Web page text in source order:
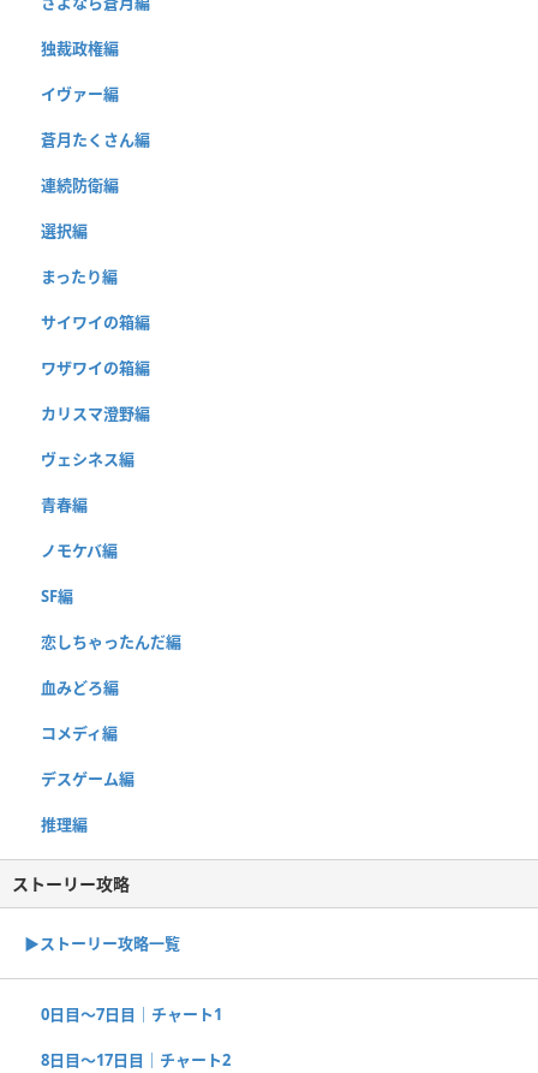
独裁政権編
イヴァー編
蒼月たくさん編
連続防衛編
選択編
まったり編
サイワイの箱編
ワザワイの箱編
カリスマ澄野編
ヴェシネス編
青春編
ノモケバ編
SF編
恋しちゃったんだ編
血みどろ編
コメディ編
デスゲーム編
推理編
ストーリー攻略
▶︎ストーリー攻略一覧
0日目〜7日目｜チャート1
8日目〜17日目｜チャート2